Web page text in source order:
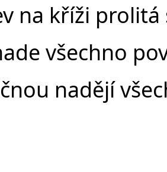
na kříži
všechno
nadějí